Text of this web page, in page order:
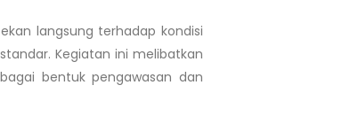
langsung terhadap kondisi
Kegiatan ini melibatkan
bentuk pengawasan dan